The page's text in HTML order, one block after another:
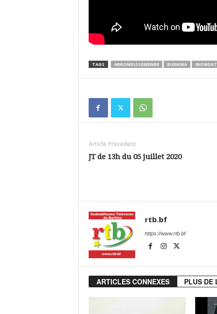
TAGS ARRONDISSEMENR8 BURKINA
Article Précédent
JT de 13h du 05 juillet 2020
rtb.bf
https://www.rtb.bf
ARTICLES CONNEXES PLUS DE